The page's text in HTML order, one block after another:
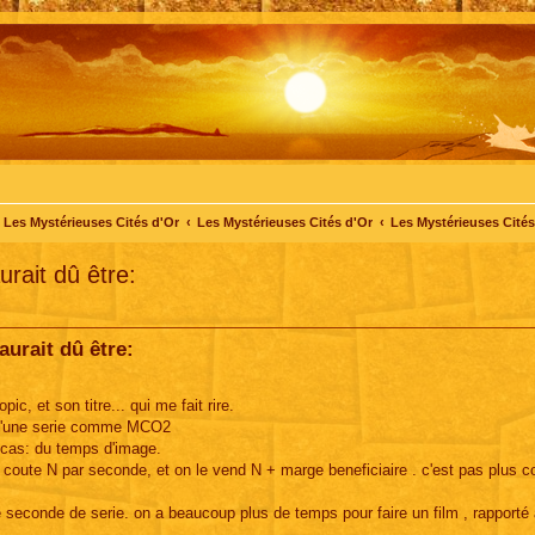
Les Mystérieuses Cités d'Or Les Mystérieuses Cités d'Or Les Mystérieuses
dû être:
dû être:
et son titre... qui me fait rire.
serie comme MCO2
du temps d'image.
N par seconde, et on le vend N + marge beneficiaire . c'est pas plus
de serie. on a beaucoup plus de temps pour faire un film , rapporté